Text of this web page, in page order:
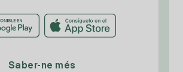
Saber-ne més